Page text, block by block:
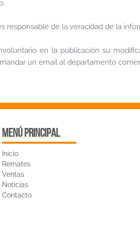
responsable de la veracidad de la
en la publicación su
un email al departamento
menú principal
Inicio
Remates
Ventas
Noticias
Contacto